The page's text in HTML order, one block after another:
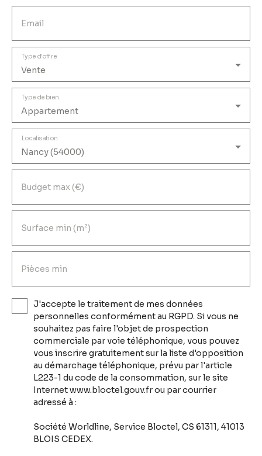
Email
Vente
Type d'offre
Appartement
Type de bien
Nancy (54000)
Localisation
Budget max (€)
Surface min (m²)
Pièces min
J'accepte le traitement de mes données
personnelles conformément au RGPD. Si vous ne
souhaitez pas faire l'objet de prospection
commerciale par voie téléphonique, vous pouvez
vous inscrire gratuitement sur la liste d'opposition
au démarchage téléphonique, prévu par l'article
L223-1 du code de la consommation, sur le site
Internet www.bloctel.gouv.fr ou par courrier
adressé à :
Société Worldline, Service Bloctel, CS 61311, 41013
BLOIS CEDEX.